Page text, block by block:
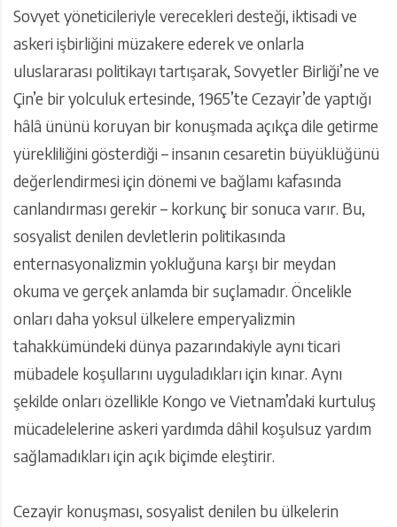
Sovyet yöneticileriyle verecekleri desteği, iktisadi ve
askeri işbirliğini müzakere ederek ve onlarla
uluslararası politikayı tartışarak, Sovyetler Birliği’ne ve
Çin’e bir yolculuk ertesinde, 1965’te Cezayir’de yaptığı
hâlâ ününü koruyan bir konuşmada açıkça dile getirme
yürekliliğini gösterdiği – insanın cesaretin büyüklüğünü
değerlendirmesi için dönemi ve bağlamı kafasında
canlandırması gerekir – korkunç bir sonuca varır. Bu,
sosyalist denilen devletlerin politikasında
enternasyonalizmin yokluğuna karşı bir meydan
okuma ve gerçek anlamda bir suçlamadır. Öncelikle
onları daha yoksul ülkelere emperyalizmin
tahakkümündeki dünya pazarındakiyle aynı ticari
mübadele koşullarını uyguladıkları için kınar. Aynı
şekilde onları özellikle Kongo ve Vietnam’daki kurtuluş
mücadelelerine askeri yardımda dâhil koşulsuz yardım
sağlamadıkları için açık biçimde eleştirir.
Cezayir konuşması, sosyalist denilen bu ülkelerin